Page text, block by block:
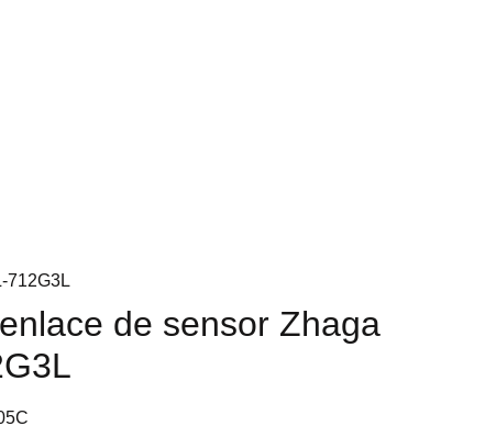
de sensor Zhaga